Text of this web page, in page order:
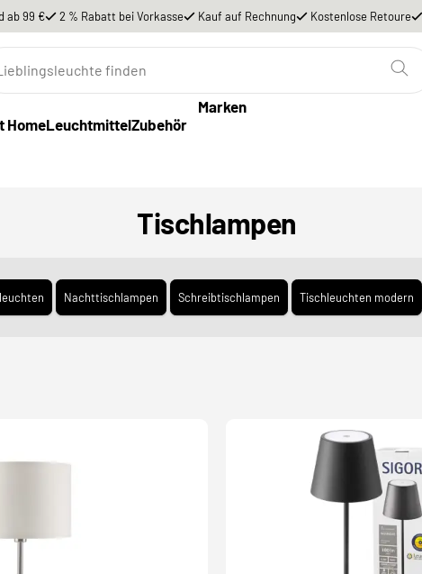
ab 99 € 2 % Rabatt bei Vorkasse Kauf auf Rechnung Kostenlose Retoure
HomeLeuchtmittelZubehör
Marken
Tischlampen
Nachttischlampen Schreibtischlampen Tischleuchten modern